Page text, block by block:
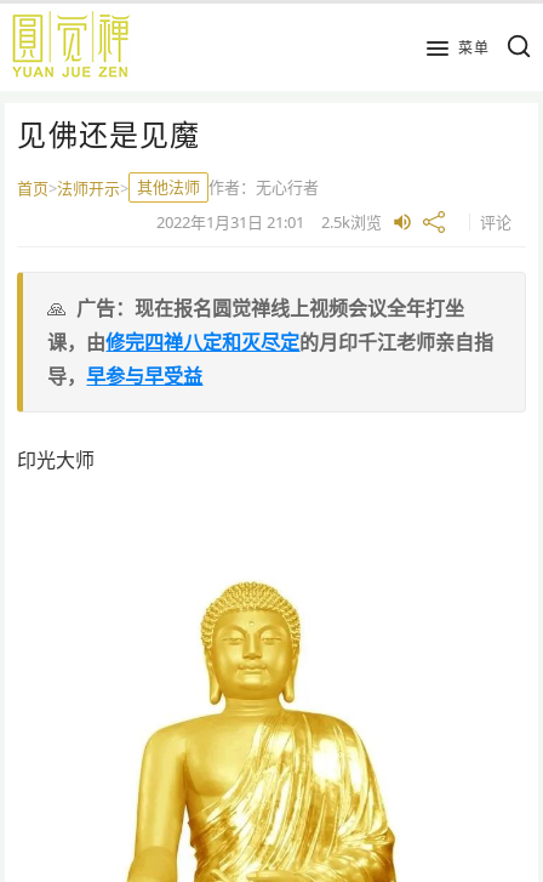
跳
主
菜单
见佛还是见魔
首页>法师开示> 其他法师 作者：无心行者
2022年1月31日 21:01 2.5k浏览 评论
广告：现在报名圆觉禅线上视频会议全年打坐
课，由修完四禅八定和灭尽定的月印千江老师亲自指
导，早参与早受益
印光大师